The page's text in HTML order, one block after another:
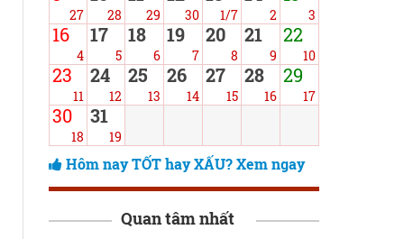
27 28 29 30 1/7 2 3
16
4
17
5
18
6
19
7
20
8
21
9
22
10
23
11
24
12
25
13
26
14
27
15
28
16
29
17
30
18
31
19
Hôm nay TỐT hay XẤU? Xem ngay
Quan tâm nhất